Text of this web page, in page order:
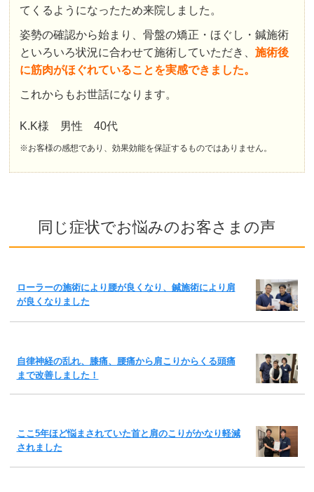
てくるようになったため来院しました。
姿勢の確認から始まり、骨盤の矯正・ほぐし・鍼施術
といろいろ状況に合わせて施術していただき、施術後
に筋肉がほぐれていることを実感できました。
これからもお世話になります。
K.K様 男性 40代
※お客様の感想であり、効果効能を保証するものではありません。
同じ症状でお悩みのお客さまの声
ローラーの施術により腰が良くなり、鍼施術により肩
が良くなりました
自律神経の乱れ、膝痛、腰痛から肩こりからくる頭痛
まで改善しました！
ここ5年ほど悩まされていた首と肩のこりがかなり軽減
されました